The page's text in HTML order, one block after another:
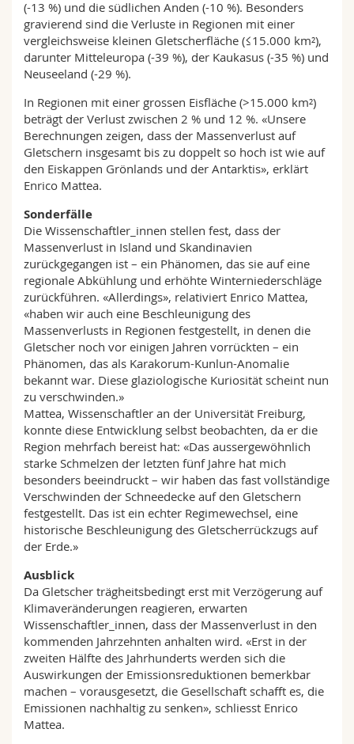
(-13 %) und die südlichen Anden (-10 %). Besonders
gravierend sind die Verluste in Regionen mit einer
vergleichsweise kleinen Gletscherfläche (≤15.000 km²),
darunter Mitteleuropa (-39 %), der Kaukasus (-35 %) und
Neuseeland (-29 %).
In Regionen mit einer grossen Eisfläche (>15.000 km²)
beträgt der Verlust zwischen 2 % und 12 %. «Unsere
Berechnungen zeigen, dass der Massenverlust auf
Gletschern insgesamt bis zu doppelt so hoch ist wie auf
den Eiskappen Grönlands und der Antarktis», erklärt
Enrico Mattea.
Sonderfälle
Die Wissenschaftler_innen stellen fest, dass der
Massenverlust in Island und Skandinavien
zurückgegangen ist – ein Phänomen, das sie auf eine
regionale Abkühlung und erhöhte Winterniederschläge
zurückführen. «Allerdings», relativiert Enrico Mattea,
«haben wir auch eine Beschleunigung des
Massenverlusts in Regionen festgestellt, in denen die
Gletscher noch vor einigen Jahren vorrückten – ein
Phänomen, das als Karakorum-Kunlun-Anomalie
bekannt war. Diese glaziologische Kuriosität scheint nun
zu verschwinden.»
Mattea, Wissenschaftler an der Universität Freiburg,
konnte diese Entwicklung selbst beobachten, da er die
Region mehrfach bereist hat: «Das aussergewöhnlich
starke Schmelzen der letzten fünf Jahre hat mich
besonders beeindruckt – wir haben das fast vollständige
Verschwinden der Schneedecke auf den Gletschern
festgestellt. Das ist ein echter Regimewechsel, eine
historische Beschleunigung des Gletscherrückzugs auf
der Erde.»
Ausblick
Da Gletscher trägheitsbedingt erst mit Verzögerung auf
Klimaveränderungen reagieren, erwarten
Wissenschaftler_innen, dass der Massenverlust in den
kommenden Jahrzehnten anhalten wird. «Erst in der
zweiten Hälfte des Jahrhunderts werden sich die
Auswirkungen der Emissionsreduktionen bemerkbar
machen – vorausgesetzt, die Gesellschaft schafft es, die
Emissionen nachhaltig zu senken», schliesst Enrico
Mattea.